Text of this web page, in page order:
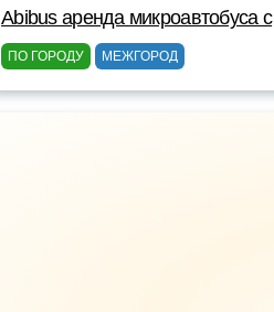
Abibus аренда микроавтобуса с
ПО ГОРОДУ МЕЖГОРОД